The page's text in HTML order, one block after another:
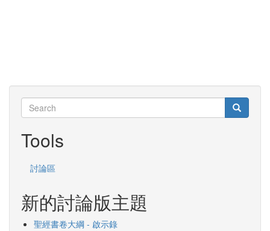
Search
Search Search
Tools
討論區
新的討論版主題
聖經書卷大綱 - 啟示錄